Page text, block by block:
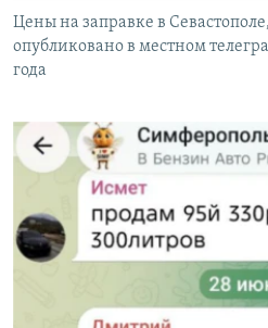
Цены на заправке в
опубликовано в местном
года